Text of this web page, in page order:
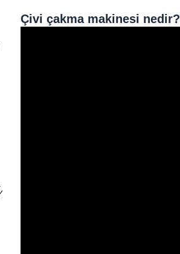
Çivi çakma makinesi nedir?